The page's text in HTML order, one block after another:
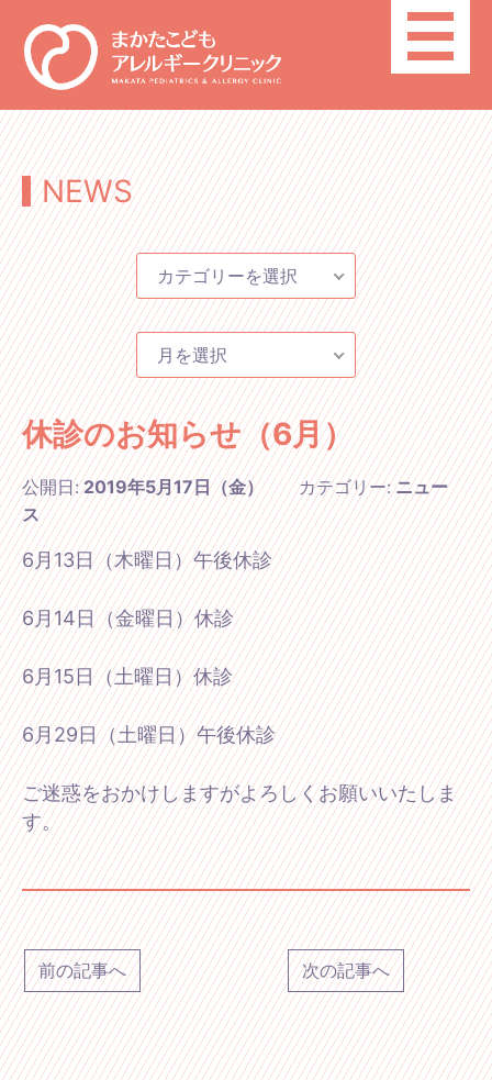
toggle
NEWS
カテゴリーを選択
月を選択
休診のお知らせ（6月）
公開日:2019年5月17日（金） カテゴリー:ニュー
ス
6月13日（木曜日）午後休診
6月14日（金曜日）休診
6月15日（土曜日）休診
6月29日（土曜日）午後休診
ご迷惑をおかけしますがよろしくお願いいたしま
す。
前の記事へ 次の記事へ